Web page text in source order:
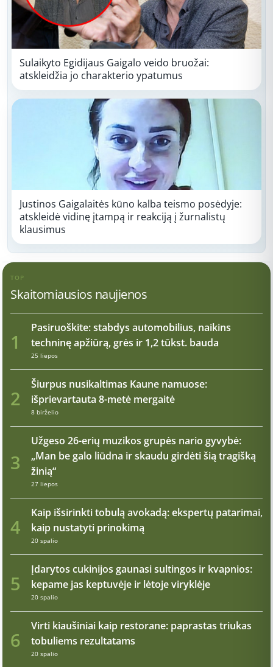
Sulaikyto Egidijaus Gaigalo veido bruožai:
atskleidžia jo charakterio ypatumus
Justinos Gaigalaitės kūno kalba teismo posėdyje:
atskleidė vidinę įtampą ir reakciją į žurnalistų
klausimus
TOP
Skaitomiausios naujienos
1
Pasiruoškite: stabdys automobilius, naikins
techninę apžiūrą, grės ir 1,2 tūkst. bauda
25 liepos
2
Šiurpus nusikaltimas Kaune namuose:
išprievartauta 8-metė mergaitė
8 birželio
3
Užgeso 26-erių muzikos grupės nario gyvybė:
„Man be galo liūdna ir skaudu girdėti šią tragišką
žinią“
27 liepos
4
Kaip išsirinkti tobulą avokadą: ekspertų patarimai,
kaip nustatyti prinokimą
20 spalio
5
Įdarytos cukinijos gaunasi sultingos ir kvapnios:
kepame jas keptuvėje ir lėtoje viryklėje
20 spalio
6
Virti kiaušiniai kaip restorane: paprastas triukas
tobuliems rezultatams
20 spalio